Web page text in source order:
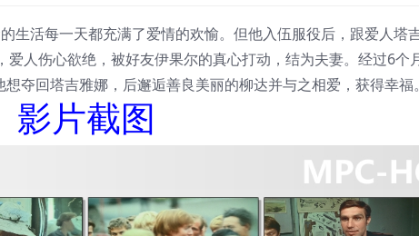
活每一天都充满了爱情的欢愉。但他入伍服役后，跟爱人塔
人伤心欲绝，被好友伊果尔的真心打动，结为夫妻。经过6个
夺回塔吉雅娜，后邂逅善良美丽的柳达并与之相爱，获得幸福
影片截图